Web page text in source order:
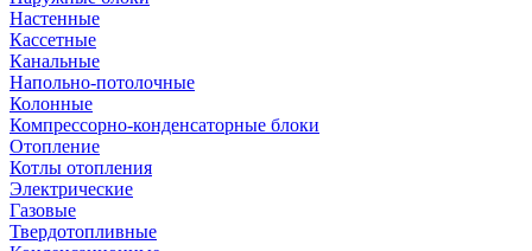
Настенные
Кассетные
Канальные
Напольно-потолочные
Колонные
Компрессорно-конденсаторные блоки
Отопление
Котлы отопления
Электрические
Газовые
Твердотопливные